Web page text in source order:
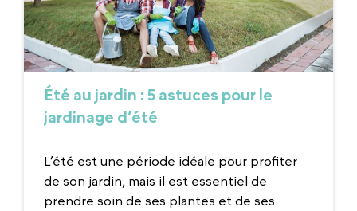
Été au jardin : 5 astuces pour le
jardinage d’été
L’été est une période idéale pour profiter
de son jardin, mais il est essentiel de
prendre soin de ses plantes et de ses